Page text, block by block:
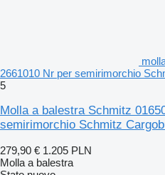
2661010 Nr per semirimorchio
5
Molla a balestra Schmitz
semirimorchio Schmitz
279,90 € 1.205 PLN
Molla a balestra